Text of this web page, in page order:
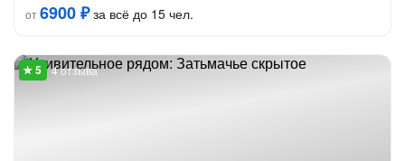
от6900 ₽за всё до 15 чел.
4 отзыва